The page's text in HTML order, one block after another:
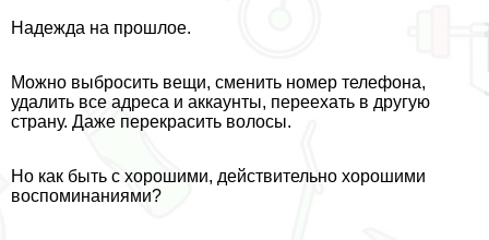
Надежда на прошлое.
Можно выбросить вещи, сменить номер телефона,
удалить все адреса и аккаунты, переехать в другую
страну. Даже перекрасить волосы.
Но как быть с хорошими, действительно хорошими
воспоминаниями?